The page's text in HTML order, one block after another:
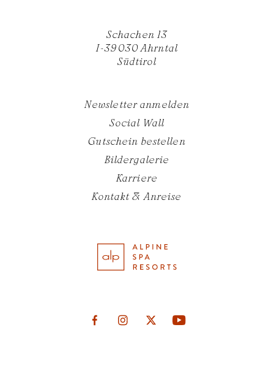
Schachen 13
I-39030 Ahrntal
Südtirol
Newsletter anmelden
Social Wall
Gutschein bestellen
Bildergalerie
Karriere
Kontakt & Anreise